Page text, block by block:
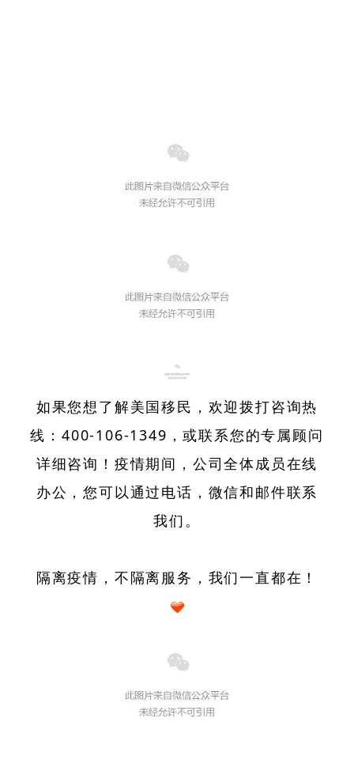
如果您想了解美国移民，欢迎拨打咨询热
线：400-106-1349 ，或联系您的专属顾问
详细咨询！ 疫情期间，公司全体成员在线
办公，您可以通过电话，微信和邮件联系
我们。
隔离疫情，不隔离服务，我们一直都在！